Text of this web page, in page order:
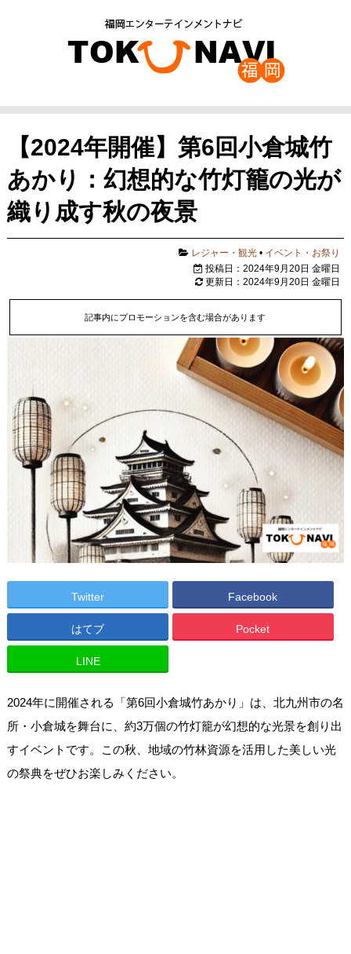
【2024年開催】第6回小倉城竹
あかり：幻想的な竹灯籠の光が
織り成す秋の夜景
レジャー・観光 • イベント・お祭り
投稿日：2024年9月20日 金曜日
更新日：2024年9月20日 金曜日
記事内にプロモーションを含む場合があります
Twitter Facebook
はてブ Pocket
LINE
2024年に開催される「第6回小倉城竹あかり」は、北九州市の名
所・小倉城を舞台に、約3万個の竹灯籠が幻想的な光景を創り出
すイベントです。この秋、地域の竹林資源を活用した美しい光
の祭典をぜひお楽しみください。